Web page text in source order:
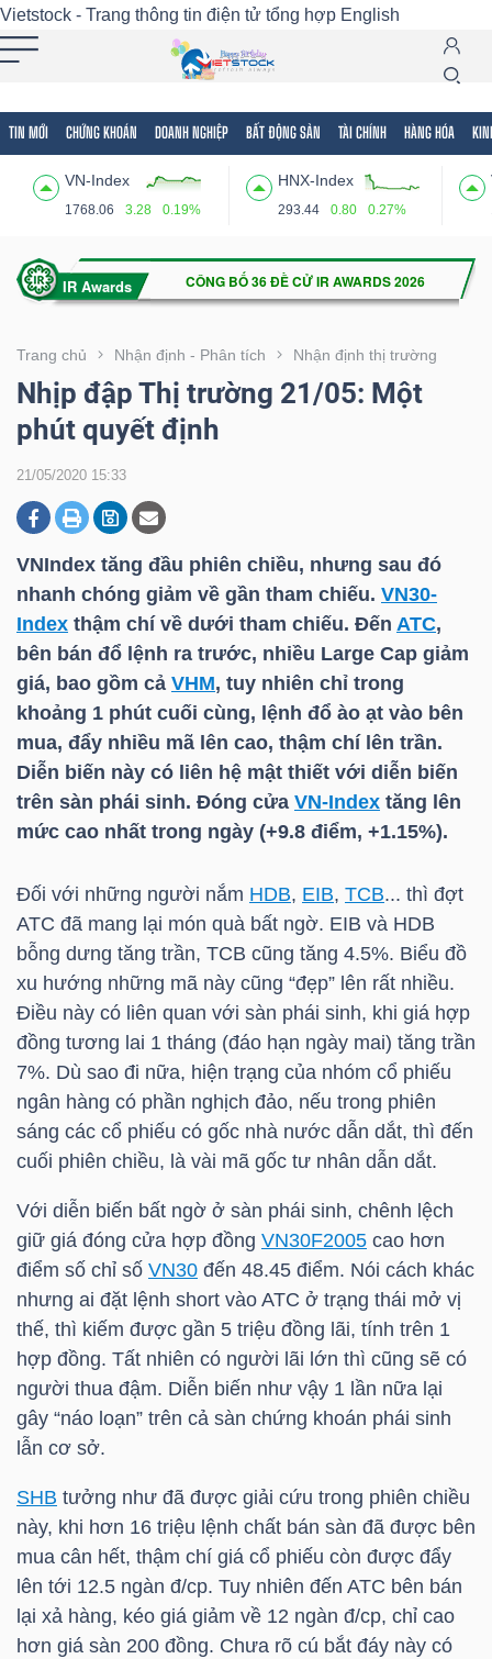
Vietstock - Trang thông tin điện tử tổng hợp English
TIN MỚI CHỨNG KHOÁN DOANH NGHIỆP BẤT ĐỘNG SẢN TÀI CHÍNH HÀNG HÓA
VN-Index
1768.06 3.28 0.19%
HNX-Index
293.44 0.80 0.27%
Trang chủ Nhận định - Phân tích Nhận định thị trường
Nhịp đập Thị trường 21/05: Một
phút quyết định
21/05/2020 15:33
VNIndex tăng đầu phiên chiều, nhưng sau đó
nhanh chóng giảm về gần tham chiếu. VN30-
Index thậm chí về dưới tham chiếu. Đến ATC,
bên bán đổ lệnh ra trước, nhiều Large Cap giảm
giá, bao gồm cả VHM, tuy nhiên chỉ trong
khoảng 1 phút cuối cùng, lệnh đổ ào ạt vào bên
mua, đẩy nhiều mã lên cao, thậm chí lên trần.
Diễn biến này có liên hệ mật thiết với diễn biến
trên sàn phái sinh. Đóng cửa VN-Index tăng lên
mức cao nhất trong ngày (+9.8 điểm, +1.15%).
Đối với những người nắm HDB, EIB, TCB... thì đợt
ATC đã mang lại món quà bất ngờ. EIB và HDB
bỗng dưng tăng trần, TCB cũng tăng 4.5%. Biểu đồ
xu hướng những mã này cũng “đẹp” lên rất nhiều.
Điều này có liên quan với sàn phái sinh, khi giá hợp
đồng tương lai 1 tháng (đáo hạn ngày mai) tăng trần
7%. Dù sao đi nữa, hiện trạng của nhóm cổ phiếu
ngân hàng có phần nghịch đảo, nếu trong phiên
sáng các cổ phiếu có gốc nhà nước dẫn dắt, thì đến
cuối phiên chiều, là vài mã gốc tư nhân dẫn dắt.
Với diễn biến bất ngờ ở sàn phái sinh, chênh lệch
giữ giá đóng cửa hợp đồng VN30F2005 cao hơn
điểm số chỉ số VN30 đến 48.45 điểm. Nói cách khác
nhưng ai đặt lệnh short vào ATC ở trạng thái mở vị
thế, thì kiếm được gần 5 triệu đồng lãi, tính trên 1
hợp đồng. Tất nhiên có người lãi lớn thì cũng sẽ có
người thua đậm. Diễn biến như vậy 1 lần nữa lại
gây “náo loạn” trên cả sàn chứng khoán phái sinh
lẫn cơ sở.
SHB tưởng như đã được giải cứu trong phiên chiều
này, khi hơn 16 triệu lệnh chất bán sàn đã được bên
mua cân hết, thậm chí giá cổ phiếu còn được đẩy
lên tới 12.5 ngàn đ/cp. Tuy nhiên đến ATC bên bán
lại xả hàng, kéo giá giảm về 12 ngàn đ/cp, chỉ cao
hơn giá sàn 200 đồng. Chưa rõ cú bắt đáy này có
Tất cả Tính năng Ngành Mã chứng khoán
Tính
(-)
VIETSTOCK
CHỨNG
DOANH
NGHIỆP
ĐỘNG
SẢN
CHÍNH
KINH
TẾ
THẾ
GIỚI
ĐÔNG
DƯƠNG
TÀI
CHÍNH
CÁ
NHÂN